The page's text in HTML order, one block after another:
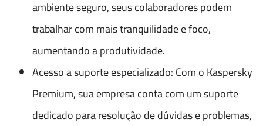
ambiente seguro, seus colaboradores podem
trabalhar com mais tranquilidade e foco,
aumentando a produtividade.
Acesso a suporte especializado: Com o Kaspersky
Premium, sua empresa conta com um suporte
dedicado para resolução de dúvidas e problemas,